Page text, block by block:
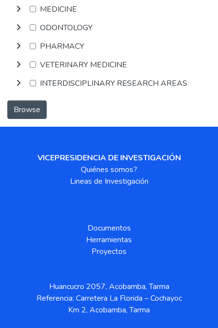
MEDICINE
ODONTOLOGY
PHARMACY
VETERINARY MEDICINE
INTERDISCIPLINARY RESEARCH AREAS
Browse
VICEPRESIDENCIA DE INVESTIGACIÓN
Quiénes somos?
Lineas de Investigación
Documentos
Herramientas
Proyectos
Huancucro 2057, Acobamba, Tarma
Referencia: Carretera La Florida – Cochayoc
Km 2, Acobamba, Tarma